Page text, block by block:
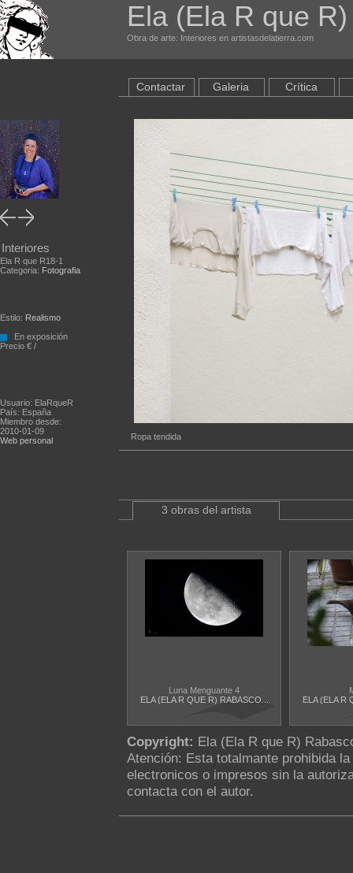
Ela (Ela R que
Obra de arte: Interiores en artistasdelatierra.com
Interiores
Ela R que R18-1
Categoria: Fotografia
Estilo: Realismo
En exposición
Precio € /
Usuario: ElaRqueR
País: España
Miembro desde:
2010-01-09
Web personal
Contactar Galeria Crítica
Ropa tendida
3 obras del artista
Luna Menguante 4
ELA (ELA R QUE R) RABASCO...
ELA (ELA R
Copyright: Ela (Ela R que R)
Atención: Esta totalmante prohibida
electronicos o impresos sin la
contacta con el autor.